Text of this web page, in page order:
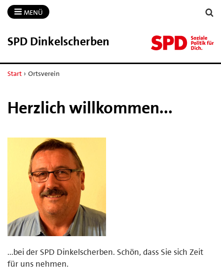
MENÜ
SPD Dinkelscherben
Start › Ortsverein
Herzlich willkommen...
...bei der SPD Dinkelscherben. Schön, dass Sie sich Zeit
für uns nehmen.